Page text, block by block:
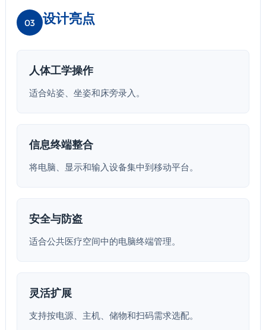
03 设计亮点
人体工学操作
适合站姿、坐姿和床旁录入。
信息终端整合
将电脑、显示和输入设备集中到移动平台。
安全与防盗
适合公共医疗空间中的电脑终端管理。
灵活扩展
支持按电源、主机、储物和扫码需求选配。